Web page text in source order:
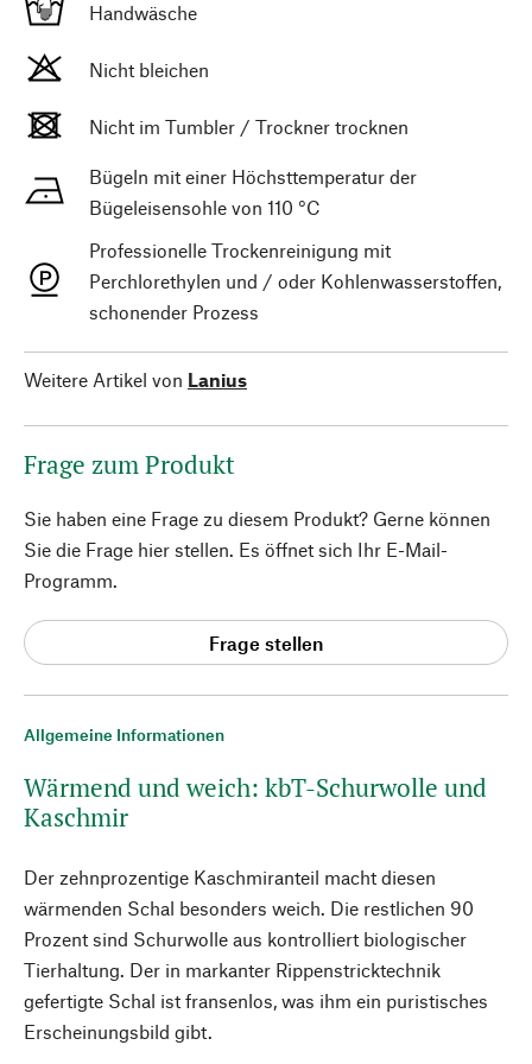
Allgemeine Informationen
Wärmend und weich: kbT-Schurwolle und
Kaschmir
Der zehnprozentige Kaschmiranteil macht diesen
wärmenden Schal besonders weich. Die restlichen 90
Prozent sind Schurwolle aus kontrolliert biologischer
Tierhaltung. Der in markanter Rippenstricktechnik
gefertigte Schal ist fransenlos, was ihm ein puristisches
Erscheinungsbild gibt.
Handwäsche
Nicht bleichen
Nicht im Tumbler / Trockner trocknen
Bügeln mit einer Höchsttemperatur der
Bügeleisensohle von 110 °C
Professionelle Trockenreinigung mit
Perchlorethylen und / oder Kohlenwasserstoffen,
schonender Prozess
Weitere Artikel von Lanius
Frage zum Produkt
Sie haben eine Frage zu diesem Produkt? Gerne können
Sie die Frage hier stellen. Es öffnet sich Ihr E-Mail-
Programm.
Frage stellen